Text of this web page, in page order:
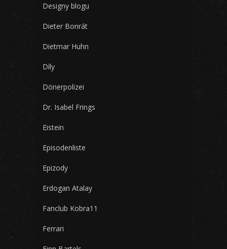
Designy blogu
Dieter Bonrát
Dietmar Huhn
Díly
Dönerpolizei
Dr. Isabel Frings
Eistein
Episodenliste
Epizody
Erdogan Atalay
Fanclub Kobra11
Ferrari